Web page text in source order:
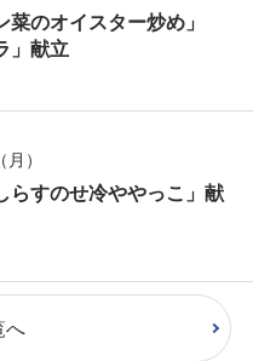
菜のオイスター炒め」
」献立
）
らすのせ冷ややっこ」献
へ